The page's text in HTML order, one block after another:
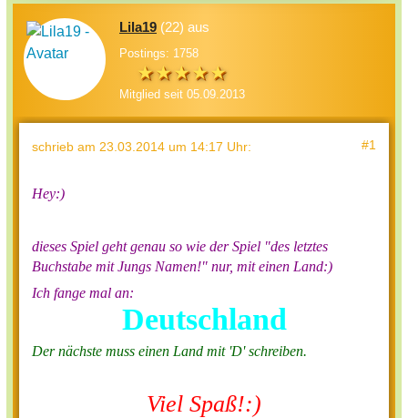
Lila19 (22) aus
Postings: 1758
Mitglied seit 05.09.2013
schrieb am 23.03.2014 um 14:17 Uhr: #1
Hey:)
dieses Spiel geht genau so wie der Spiel "des letztes
Buchstabe mit Jungs Namen!" nur, mit einen Land:)
Ich fange mal an:
Deutschland
Der nächste muss einen Land mit 'D' schreiben.
Viel Spaß!:)